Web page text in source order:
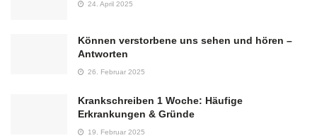
24. April 2025
Können verstorbene uns sehen und hören –
Antworten
26. Februar 2025
Krankschreiben 1 Woche: Häufige
Erkrankungen & Gründe
19. Februar 2025